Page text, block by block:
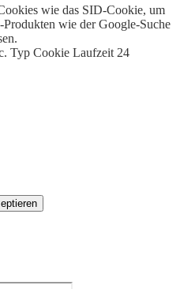
wie das SID-Cookie, um
wie der Google-Suche
Typ Cookie Laufzeit 24